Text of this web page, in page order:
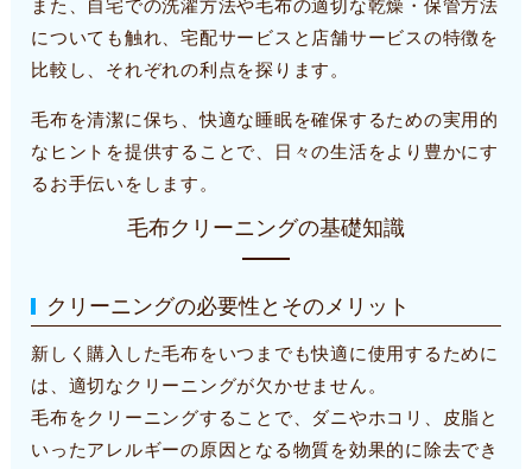
また、自宅での洗濯方法や毛布の適切な乾燥・保管方法
についても触れ、宅配サービスと店舗サービスの特徴を
比較し、それぞれの利点を探ります。
毛布を清潔に保ち、快適な睡眠を確保するための実用的
なヒントを提供することで、日々の生活をより豊かにす
るお手伝いをします。
毛布クリーニングの基礎知識
クリーニングの必要性とそのメリット
新しく購入した毛布をいつまでも快適に使用するために
は、適切なクリーニングが欠かせません。
毛布をクリーニングすることで、ダニやホコリ、皮脂と
いったアレルギーの原因となる物質を効果的に除去でき